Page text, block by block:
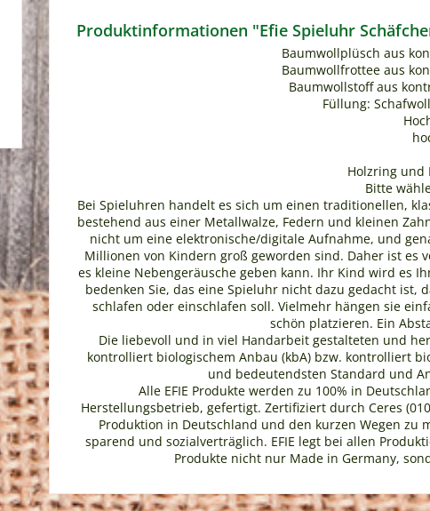
Produktinformationen "Efie Spieluhr
Baumwollplüsch aus
Baumwollfrottee aus
Baumwollstoff aus
Füllung:
Holzring und
Bitte
Bei Spieluhren handelt es sich um einen traditionellen,
bestehend aus einer Metallwalze, Federn und kleinen
nicht um eine elektronische/digitale Aufnahme, und
Millionen von Kindern groß geworden sind. Daher ist es
es kleine Nebengeräusche geben kann. Ihr Kind wird es
bedenken Sie, das eine Spieluhr nicht dazu gedacht ist,
schlafen oder einschlafen soll. Vielmehr hängen sie
schön platzieren. Ein
Die liebevoll und in viel Handarbeit gestalteten und
kontrolliert biologischem Anbau (kbA) bzw. kontrolliert
und bedeutendsten Standard und
Alle EFIE Produkte werden zu 100% in
Herstellungsbetrieb, gefertigt. Zertifiziert durch Ceres
Produktion in Deutschland und den kurzen Wegen zu
sparend und sozialverträglich. EFIE legt bei allen
Produkte nicht nur Made in Germany,